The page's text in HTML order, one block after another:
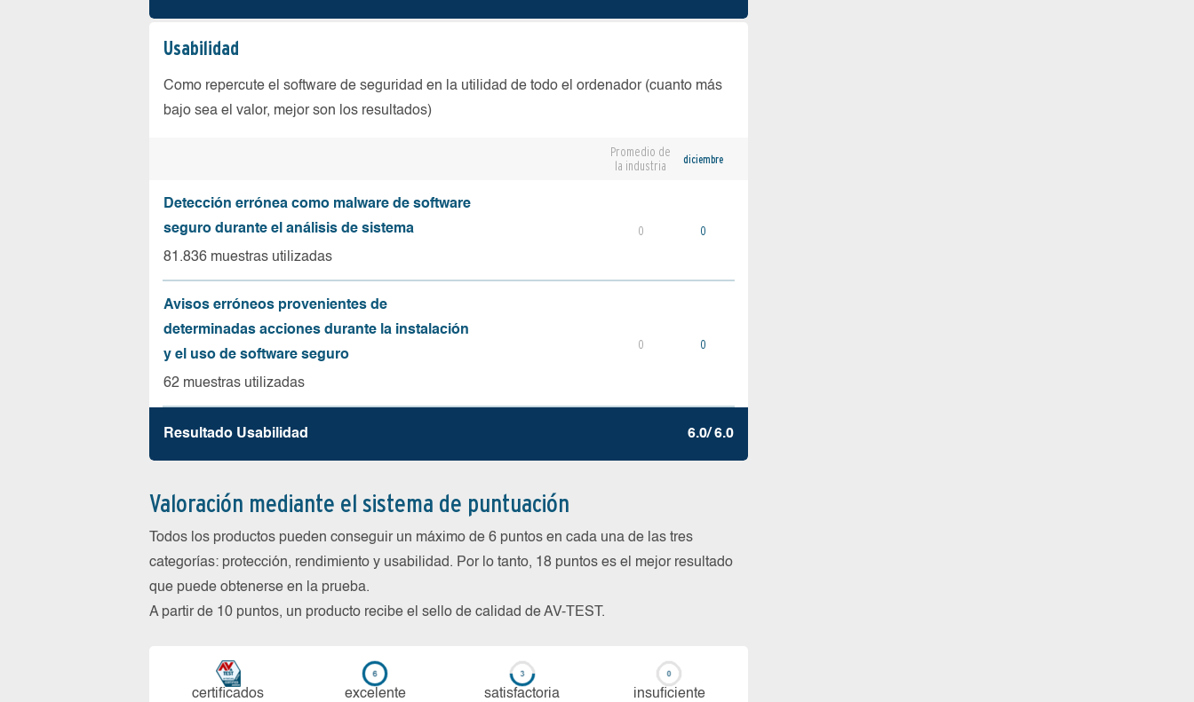
Usabilidad
Como repercute el software de seguridad en la utilidad de todo el ordenador (cuanto más
bajo sea el valor, mejor son los resultados)
Promedio de
la industria
diciembre
Detección errónea como malware de software
seguro durante el análisis de sistema
81.836 muestras utilizadas
0 0
Avisos erróneos provenientes de
determinadas acciones durante la instalación
y el uso de software seguro
62 muestras utilizadas
0 0
Resultado Usabilidad 6.0/ 6.0
Valoración mediante el sistema de puntuación
Todos los productos pueden conseguir un máximo de 6 puntos en cada una de las tres
categorías: protección, rendimiento y usabilidad. Por lo tanto, 18 puntos es el mejor resultado
que puede obtenerse en la prueba.
A partir de 10 puntos, un producto recibe el sello de calidad de AV-TEST.
certi­ficados ex­ce­len­te sa­tis­fac­to­ria in­su­fi­cien­te